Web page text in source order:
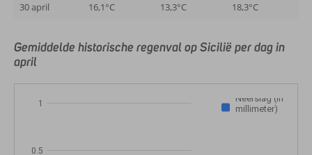
30 april
16,1°C 13,3°C 18,3°C
Gemiddelde historische regenval op Sicilië per dag in
april
Neerslag (in
millimeter)
0.5
1